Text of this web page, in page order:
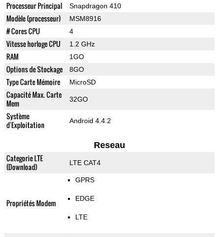
Processeur Principal Snapdragon 410
Modèle (processeur) MSM8916
# Cores CPU 4
Vitesse horloge CPU 1.2 GHz
RAM 1GO
Options de Stockage 8GO
Type Carte Mémoire MicroSD
Capacité Max. Carte
Mem
32GO
Système
d'Exploitation
Android 4.4.2
Reseau
Categorie LTE
(Download)
LTE CAT4
Propriétés Modem
GPRS
EDGE
LTE